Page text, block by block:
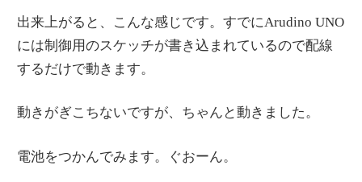
出来上がると、こんな感じです。すでにArudino UNO
には制御用のスケッチが書き込まれているので配線
するだけで動きます。
動きがぎこちないですが、ちゃんと動きました。
電池をつかんでみます。ぐおーん。